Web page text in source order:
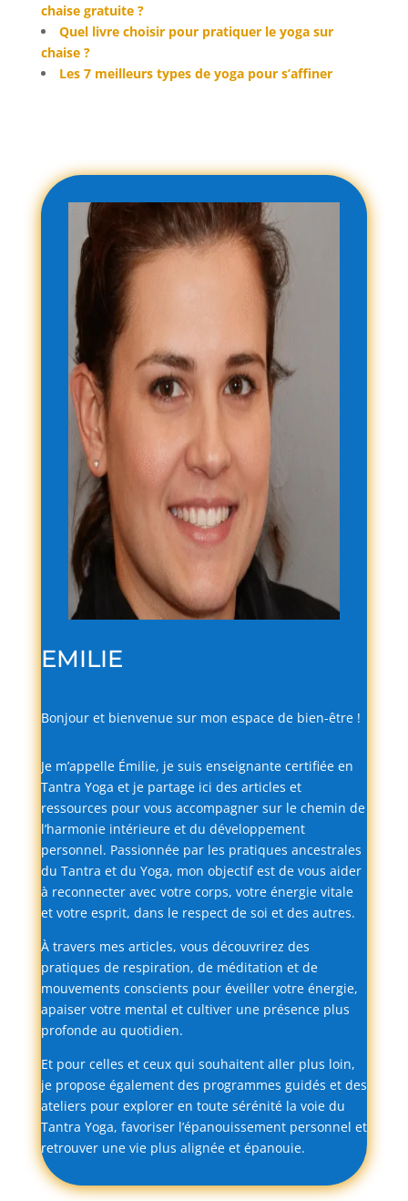
chaise gratuite ?
Quel livre choisir pour pratiquer le yoga sur
chaise ?
Les 7 meilleurs types de yoga pour s’affiner
EMILIE
Bonjour et bienvenue sur mon espace de bien-être !
Je m’appelle Émilie, je suis enseignante certifiée en
Tantra Yoga et je partage ici des articles et
ressources pour vous accompagner sur le chemin de
l’harmonie intérieure et du développement
personnel. Passionnée par les pratiques ancestrales
du Tantra et du Yoga, mon objectifest de vous aider
à reconnecter avec votre corps, votre énergie vitale
et votre esprit, dans le respect de soi et des autres.
À travers mes articles, vous découvrirez des
pratiques de respiration, de méditation et de
mouvements conscients pour éveiller votre énergie,
apaiser votre mental et cultiver une présence plus
profonde au quotidien.
Et pour celles et ceux qui souhaitent aller plus loin,
je propose également des programmes guidés et des
ateliers pour explorer en toute sérénité la voie du
Tantra Yoga, favoriser l’épanouissement personnel et
retrouver une vie plus alignée et épanouie.